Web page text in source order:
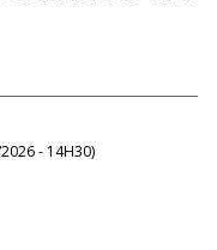
- 14H30)